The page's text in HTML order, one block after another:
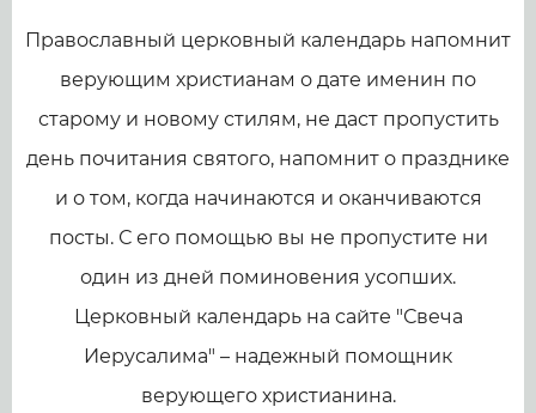
Православный церковный календарь напомнит
верующим христианам о дате именин по
старому и новому стилям, не даст пропустить
день почитания святого, напомнит о празднике
и о том, когда начинаются и оканчиваются
посты. С его помощью вы не пропустите ни
один из дней поминовения усопших.
Церковный календарь на сайте "Свеча
Иерусалима" – надежный помощник
верующего христианина.